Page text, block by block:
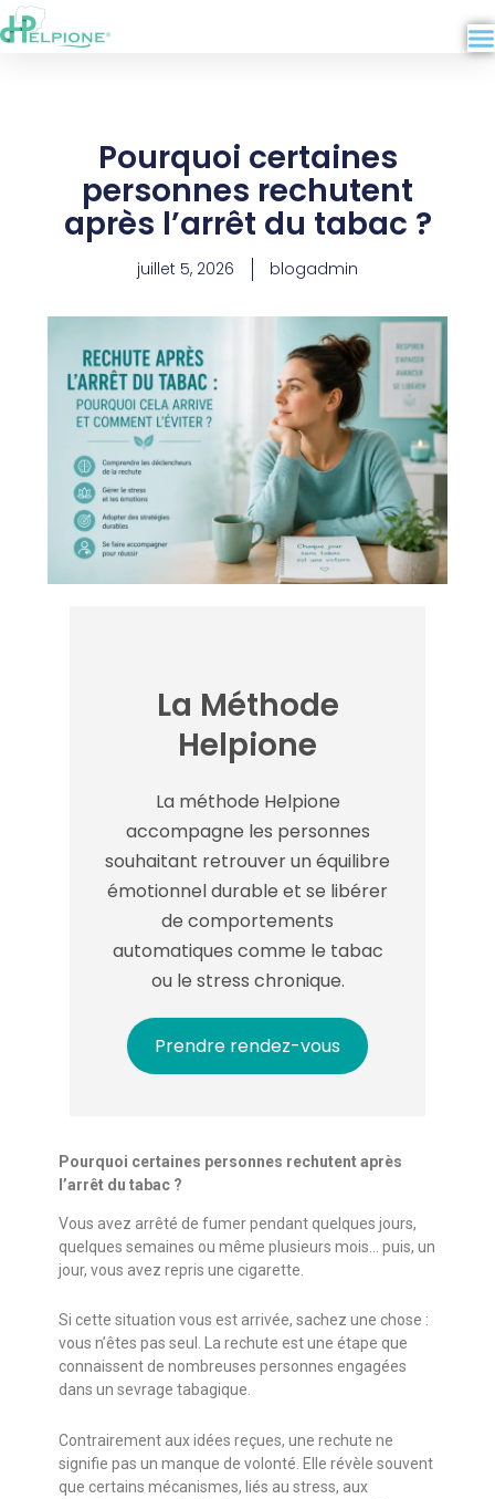
Aller
au
Pourquoi certaines
personnes rechutent
après l’arrêt du tabac ?
juillet 5, 2026 blogadmin
La Méthode
Helpione
La méthode Helpione
accompagne les personnes
souhaitant retrouver un équilibre
émotionnel durable et se libérer
de comportements
automatiques comme le tabac
ou le stress chronique.
Prendre rendez-vous
Pourquoi certaines personnes rechutent après
l’arrêt du tabac ?
Vous avez arrêté de fumer pendant quelques jours,
quelques semaines ou même plusieurs mois… puis, un
jour, vous avez repris une cigarette.
Si cette situation vous est arrivée, sachez une chose :
vous n’êtes pas seul. La rechute est une étape que
connaissent de nombreuses personnes engagées
dans un sevrage tabagique.
Contrairement aux idées reçues, une rechute ne
signifie pas un manque de volonté. Elle révèle souvent
que certains mécanismes, liés au stress, aux